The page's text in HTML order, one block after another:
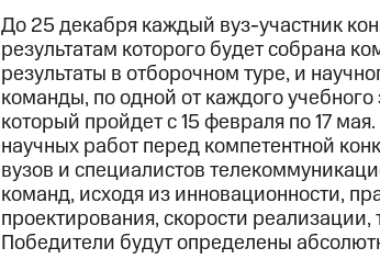
До 25 декабря каждый вуз-участник
результатам которого будет собрана
результаты в отборочном туре, и
команды, по одной от каждого учебного
который пройдет с 15 февраля по 17
научных работ перед компетентной
вузов и специалистов
команд, исходя из инновационности,
проектирования, скорости
Победители будут определены